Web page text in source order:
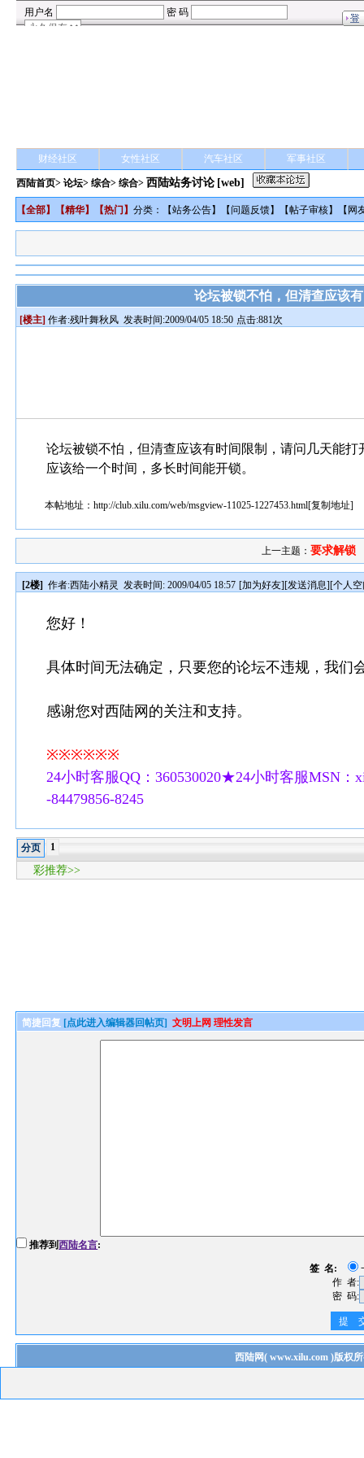
财经社区 女性社区 汽车社区 军事社区
西陆首页>论坛>综合> 综合> 西陆站务讨论 [web]
【全部】【精华】【热门 】分类：【站务公告】【问题反馈】【帖子审核】【 网
论坛被锁不怕，但清查应该
[楼主] 作者:残叶舞秋风 发表时间:2009/04/05 18:50 点击:881次
论坛被锁不怕，但清查应该有时间限制，请问几天能
应该给一个时间，多长时间能开锁。
本帖地址：http://club.xilu.com/web/msgview-11025-1227453.html[复制地址]
上一主题： 要求解锁
[2楼] 作者:西陆小精灵 发表时间: 2009/04/05 18:57 [加为好友][发送消息][个人
您好！
具体时间无法确定，只要您的论坛不违规，我们
感谢您对西陆网的关注和支持。
※※※※※※
24小时客服QQ：360530020★24小时客服MSN
-84479856-8245
分页 1
彩推荐>>
简捷回复 [点此进入编辑器回帖页] 文明上网 理性发言
推荐到西陆名言:
签 名:
作 者:
密 码:
提
西陆网( www.xilu.com)版权